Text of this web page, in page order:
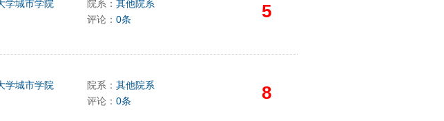
学城市学院 院系： 其他院系 5
评论： 0条
学城市学院 院系： 其他院系 8
评论： 0条